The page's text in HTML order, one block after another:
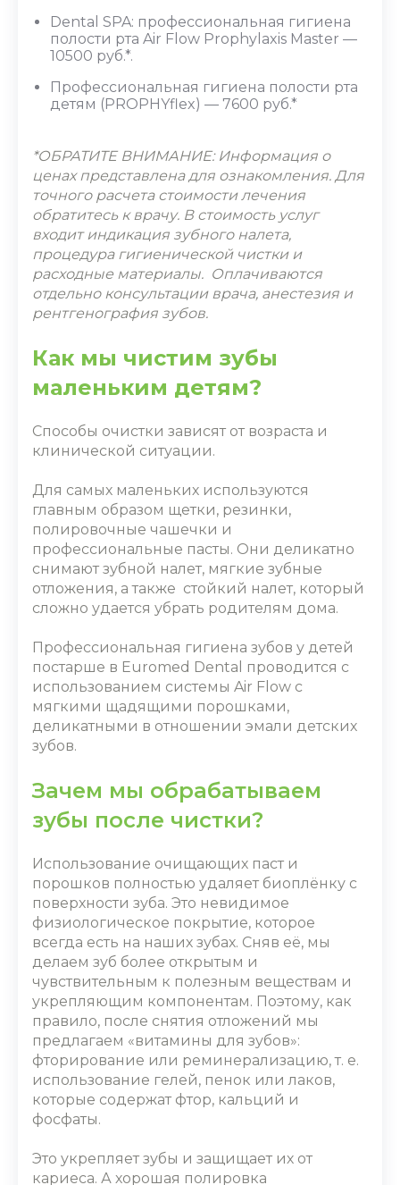
Dental SPA: профессиональная гигиена
полости рта Air Flow Prophylaxis Master —
10500 руб.*.
Профессиональная гигиена полости рта
детям (PROPHYflex) — 7600 руб.*
*ОБРАТИТЕ ВНИМАНИЕ: Информация о
ценах представлена для ознакомления. Для
точного расчета стоимости лечения
обратитесь к врачу. В стоимость услуг
входит индикация зубного налета,
процедура гигиенической чистки и
расходные материалы. Оплачиваются
отдельно консультации врача, анестезия и
рентгенография зубов.
Как мы чистим зубы
маленьким детям?
Способы очистки зависят от возраста и
клинической ситуации.
Для самых маленьких используются
главным образом щетки, резинки,
полировочные чашечки и
профессиональные пасты. Они деликатно
снимают зубной налет, мягкие зубные
отложения, а также стойкий налет, который
сложно удается убрать родителям дома.
Профессиональная гигиена зубов у детей
постарше в Euromed Dental проводится с
использованием системы Air Flow с
мягкими щадящими порошками,
деликатными в отношении эмали детских
зубов.
Зачем мы обрабатываем
зубы после чистки?
Использование очищающих паст и
порошков полностью удаляет биоплёнку с
поверхности зуба. Это невидимое
физиологическое покрытие, которое
всегда есть на наших зубах. Сняв её, мы
делаем зуб более открытым и
чувствительным к полезным веществам и
укрепляющим компонентам. Поэтому, как
правило, после снятия отложений мы
предлагаем «витамины для зубов»:
фторирование или реминерализацию, т. е.
использование гелей, пенок или лаков,
которые содержат фтор, кальций и
фосфаты.
Это укрепляет зубы и защищает их от
кариеса. А хорошая полировка